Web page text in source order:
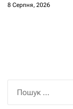
8 Серпня, 2026